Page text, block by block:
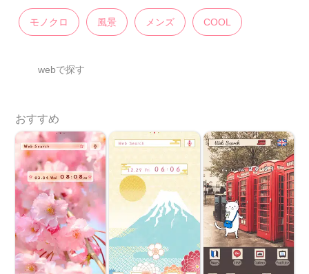
モノクロ 風景 メンズ COOL
webで探す
おすすめ